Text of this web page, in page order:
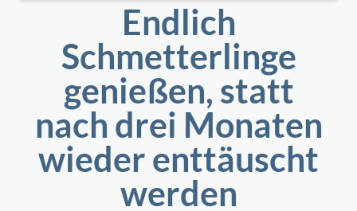
Endlich
Schmetterlinge
genießen, statt
nach drei Monaten
wieder enttäuscht
werden